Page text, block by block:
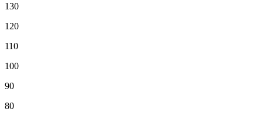
130
120
110
100
90
80